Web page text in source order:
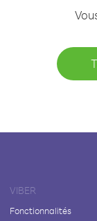
VIBER
Fonctionnalités